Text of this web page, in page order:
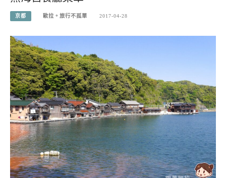
京都 歐拉。旅行不孤單 2017-04-28